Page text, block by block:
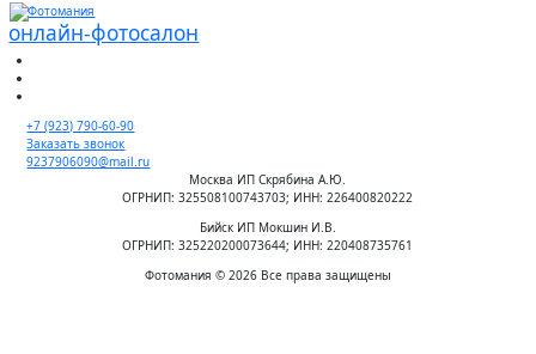
онлайн-фотосалон
+7 (923) 790-60-90
Заказать звонок
9237906090@mail.ru
Москва ИП Скрябина А.Ю.
ОГРНИП: 325508100743703; ИНН: 226400820222
Бийск ИП Мокшин И.В.
ОГРНИП: 325220200073644; ИНН: 220408735761
Фотомания © 2026 Все права защищены